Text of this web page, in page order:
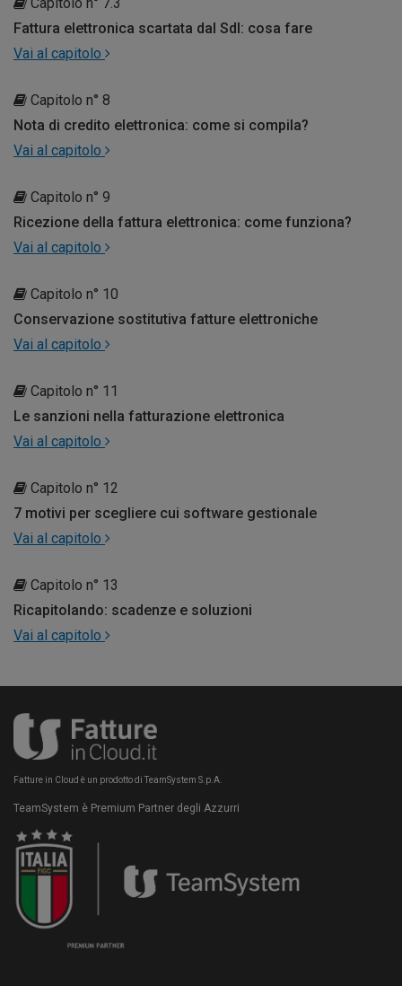
Fattura elettronica scartata dal SdI: cosa fare
Vai al capitolo
Capitolo n° 8
Nota di credito elettronica: come si compila?
Vai al capitolo
Capitolo n° 9
Ricezione della fattura elettronica: come funziona?
Vai al capitolo
Capitolo n° 10
Conservazione sostitutiva fatture elettroniche
Vai al capitolo
Capitolo n° 11
Le sanzioni nella fatturazione elettronica
Vai al capitolo
Capitolo n° 12
7 motivi per scegliere cui software gestionale
Vai al capitolo
Capitolo n° 13
Ricapitolando: scadenze e soluzioni
Vai al capitolo
Fatture in Cloud è un prodotto di TeamSystem S.p.A.
TeamSystem è Premium Partner degli Azzurri